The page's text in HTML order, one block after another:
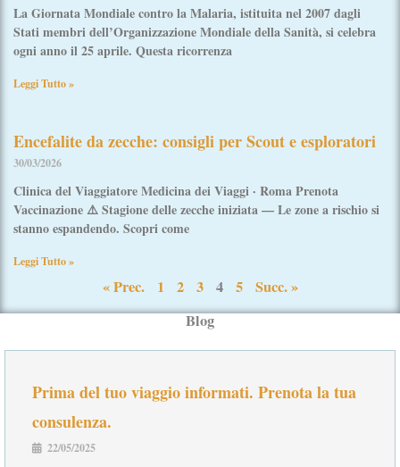
La Giornata Mondiale contro la Malaria, istituita nel 2007 dagli
Stati membri dell’Organizzazione Mondiale della Sanità, si celebra
ogni anno il 25 aprile. Questa ricorrenza
Leggi Tutto »
Encefalite da zecche: consigli per Scout e esploratori
30/03/2026
Clinica del Viaggiatore Medicina dei Viaggi · Roma Prenota
Vaccinazione ⚠️ Stagione delle zecche iniziata — Le zone a rischio si
stanno espandendo. Scopri come
Leggi Tutto »
« Prec. 1 2 3 4 5
Succ. »
Blog
Prima del tuo viaggio informati. Prenota la tua
consulenza.
22/05/2025